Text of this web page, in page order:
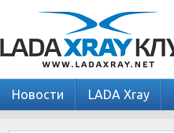
Новости LADA Xray